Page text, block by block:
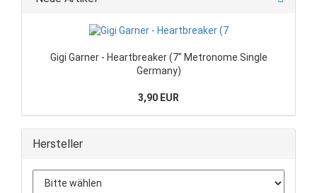
Gigi Garner - Heartbreaker (7" Metronome Single
Germany)
3,90 EUR
Hersteller